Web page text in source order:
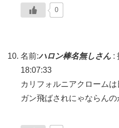
0
名前:ハロン棒名無しさん :
18:07:33
カリフォルニアクローム
ガン飛ばされにゃならん